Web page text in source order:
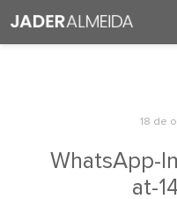
18 de
WhatsApp-
at-